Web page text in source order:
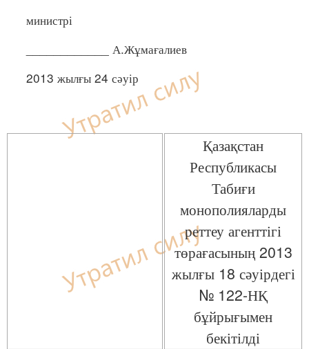
министрі
____________ А.Жұмағалиев
2013 жылғы 24 сәуір
Қазақстан
Республикасы
Табиғи
монополияларды
реттеу агенттігі
төрағасының 2013
жылғы 18 сәуірдегі
№ 122-НҚ
бұйрығымен
бекітілді